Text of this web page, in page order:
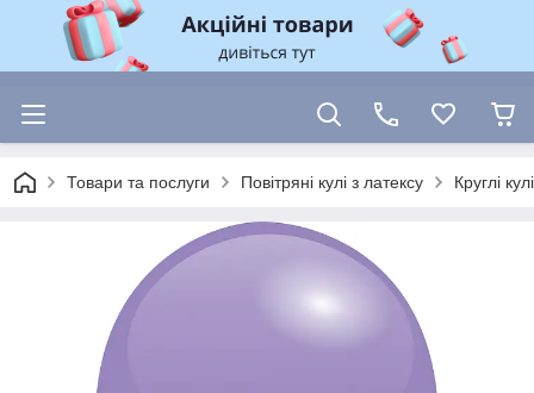
Товари та послуги Повітряні кулі з латексу Круглі